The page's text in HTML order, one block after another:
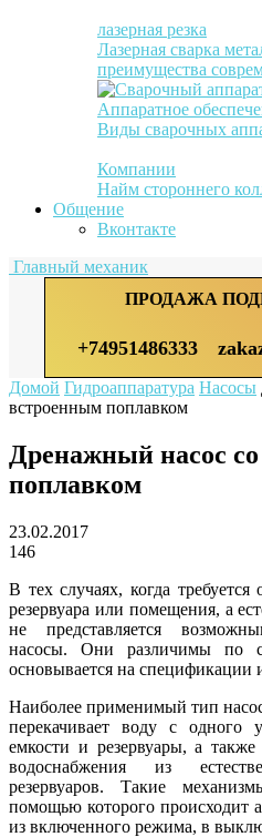
лазерная резка
Лазерная сварка
преимущества
Аппаратное
Виды сварочных
Компании
Найм стороннего
Общение
Вконтакте
Главный механик
ПРОДАЖА
+74951486333
Домой Гидроаппаратура Насосы
встроенным поплавком
Дренажный насос
поплавком
23.02.2017
146
В тех случаях, когда требуется
резервуара или помещения, а
не представляется
насосы. Они различимы по
основывается на спецификации
Наиболее применимый тип
перекачивает воду с одного
емкости и резервуары, а
водоснабжения из
резервуаров. Такие
помощью которого происходит
из включенного режима, в